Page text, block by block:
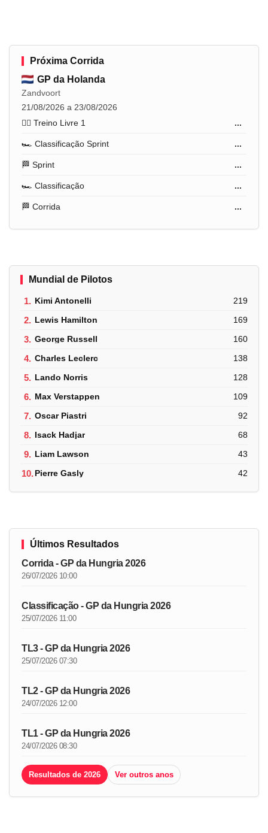
Próxima Corrida
GP da Holanda
Zandvoort
21/08/2026 a 23/08/2026
🏋️‍♂️ Treino Livre 1
...
🏎️ Classificação Sprint ...
🏁 Sprint ...
🏎️ Classificação ...
🏁 Corrida ...
Mundial de Pilotos
1. Kimi Antonelli 219
2. Lewis Hamilton 169
3. George Russell 160
4. Charles Leclerc 138
5. Lando Norris 128
6. Max Verstappen 109
7. Oscar Piastri 92
8. Isack Hadjar 68
9. Liam Lawson 43
10.Pierre Gasly 42
Últimos Resultados
Corrida - GP da Hungria 2026
26/07/2026 10:00
Classificação - GP da Hungria 2026
25/07/2026 11:00
TL3 - GP da Hungria 2026
25/07/2026 07:30
TL2 - GP da Hungria 2026
24/07/2026 12:00
TL1 - GP da Hungria 2026
24/07/2026 08:30
Resultados de 2026 Ver outros anos